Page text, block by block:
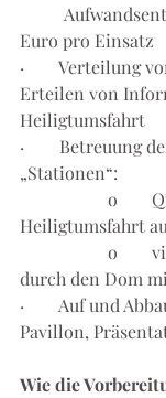
Euro pro Einsatz
·        Verteilung
Erteilen von
Heiligtumsfahrt
·        Betreuung
„Stationen“:
Heiligtumsfahrt
durch den Dom
·        Auf und
Pavillon,
Wie die